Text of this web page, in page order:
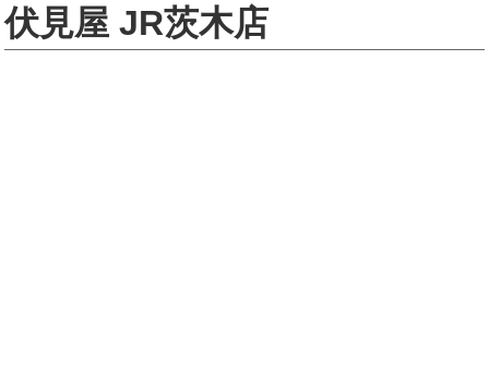
伏見屋 JR茨木店